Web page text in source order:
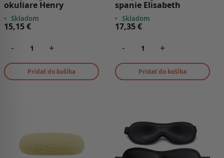
okuliare Henry
• Skladom
15,15€
- +
Pridať do košíka
spanie Elisabeth
• Skladom
17,35€
- +
Pridať do košíka